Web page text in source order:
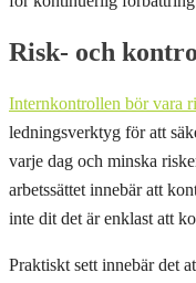
Risk- och
Internkontrollen bör vara
ledningsverktyg för att
varje dag och minska
arbetssättet innebär att
inte dit det är enklast att
Praktiskt sett innebär det